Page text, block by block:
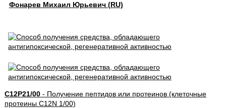
Фонарев Михаил Юрьевич (RU)
C12P21/00- Получение пептидов или протеинов (клеточные
протеины C12N 1/00)